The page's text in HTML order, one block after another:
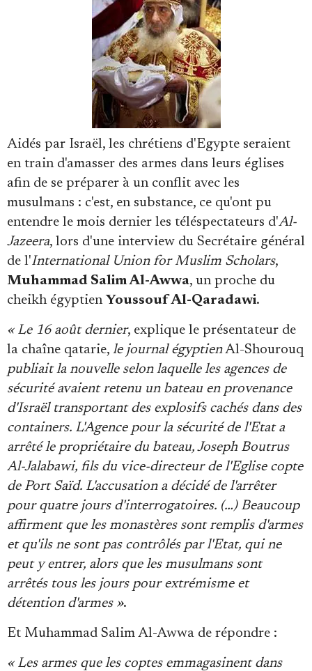
Aidés par Israël, les chrétiens d'Egypte seraient
en train d'amasser des armes dans leurs églises
afin de se préparer à un conflit avec les
musulmans : c'est, en substance, ce qu'ont pu
entendre le mois dernier les téléspectateurs d'Al-
Jazeera, lors d'une interview du Secrétaire général
de l'International Union for Muslim Scholars,
Muhammad Salim Al-Awwa, un proche du
cheikh égyptien Youssouf Al-Qaradawi.
« Le 16 août dernier, explique le présentateur de
la chaîne qatarie, le journal égyptienAl-Shourouq
publiait la nouvelle selon laquelle les agences de
sécurité avaient retenu un bateau en provenance
d'Israël transportant des explosifs cachés dans des
containers. L'Agence pour la sécurité de l'Etat a
arrêté le propriétaire du bateau, Joseph Boutrus
Al-Jalabawi, fils du vice-directeur de l'Eglise copte
de Port Saïd. L'accusation a décidé de l'arrêter
pour quatre jours d'interrogatoires. (…) Beaucoup
affirment que les monastères sont remplis d'armes
et qu'ils ne sont pas contrôlés par l'Etat, qui ne
peut y entrer, alors que les musulmans sont
arrêtés tous les jours pour extrémisme et
détention d'armes ».
Et Muhammad Salim Al-Awwa de répondre :
« Les armes que les coptes emmagasinent dans